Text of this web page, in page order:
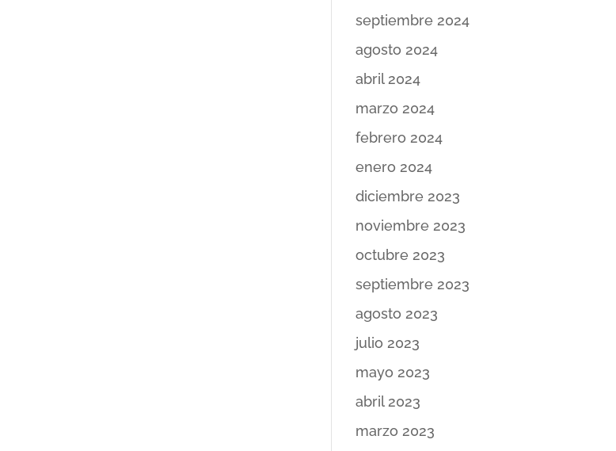
septiembre 2024
agosto 2024
abril 2024
marzo 2024
febrero 2024
enero 2024
diciembre 2023
noviembre 2023
octubre 2023
septiembre 2023
agosto 2023
julio 2023
mayo 2023
abril 2023
marzo 2023